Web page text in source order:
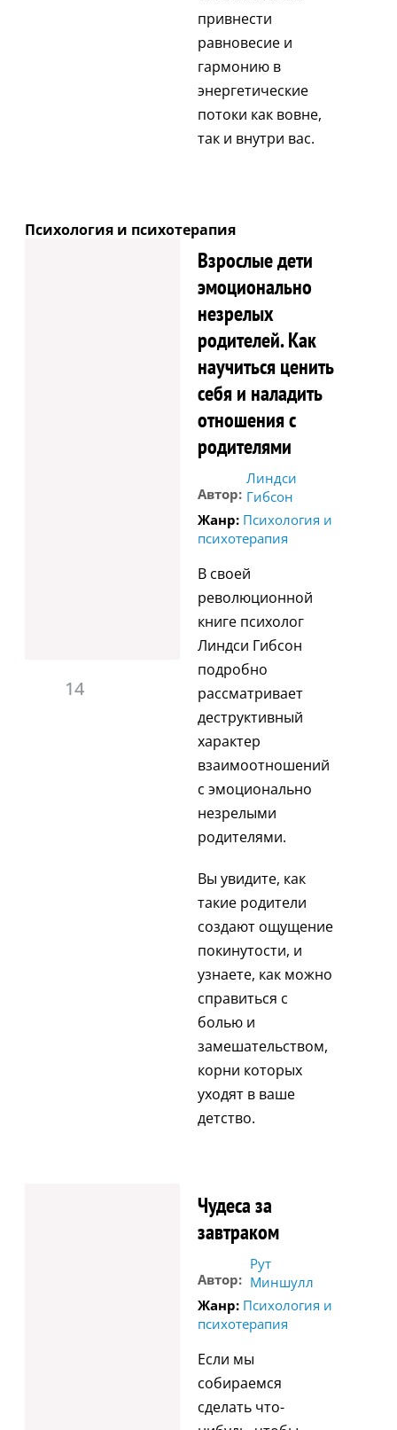
привнести
равновесие и
гармонию в
энергетические
потоки как вовне,
так и внутри вас.
Психология и психотерапия
14
Взрослые дети
эмоционально
незрелых
родителей. Как
научиться ценить
себя и наладить
отношения с
родителями
Автор:
Линдси
Гибсон
Жанр: Психология и
психотерапия
В своей
революционной
книге психолог
Линдси Гибсон
подробно
рассматривает
деструктивный
характер
взаимоотношений
с эмоционально
незрелыми
родителями.
Вы увидите, как
такие родители
создают ощущение
покинутости, и
узнаете, как можно
справиться с
болью и
замешательством,
корни которых
уходят в ваше
детство.
Чудеса за
завтраком
Автор:
Рут
Миншулл
Жанр: Психология и
психотерапия
Если мы
собираемся
сделать что-